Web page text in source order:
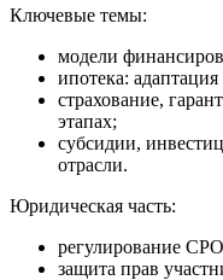
Ключевые темы:
модели
ипотека:
страхование,
этапах;
субсидии,
отрасли.
Юридическая часть:
регулирование
защита прав